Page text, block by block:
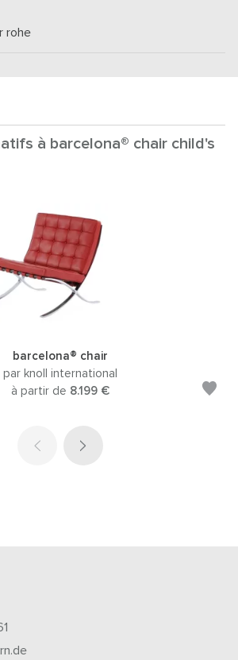
rohe
à barcelona® chair child's
barcelona® chair
par knoll international
à partir de 8.199 €